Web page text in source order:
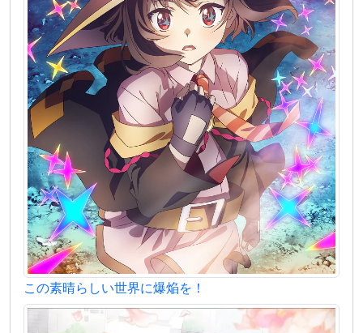
この素晴らしい世界に爆焔を！